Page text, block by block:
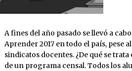
A fines del año pasado se llevó a
Aprender 2017 en todo el país, pese
sindicatos docentes. ¿De qué se
de un programa censal. Todos los